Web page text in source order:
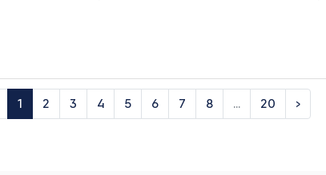
1 2 3 4 5 6 7 8 ... 20 ›